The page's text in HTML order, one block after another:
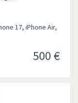
17, iPhone Air,
500 €